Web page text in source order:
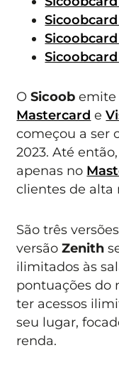
OSicoob emite
Mastercard e
começou a ser
2023. Até
apenas no
clientes de alta
São três
versãoZenith
ilimitados às
pontuações do
ter acessos
seu lugar,
renda.